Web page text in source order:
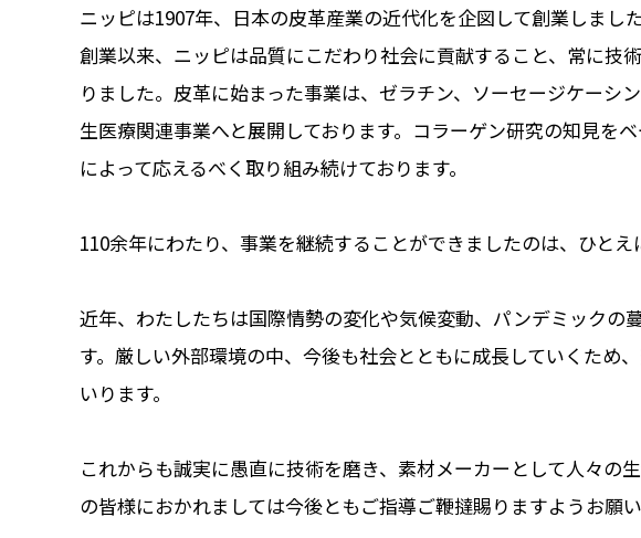
ニッピは1907年、日本の皮革産業の近代化を企図して創業しました
創業以来、ニッピは品質にこだわり社会に貢献すること、常に技
りました。皮革に始まった事業は、ゼラチン、ソーセージケー
生医療関連事業へと展開しております。コラーゲン研究の知見を
によって応えるべく取り組み続けております。
110余年にわたり、事業を継続することができましたのは、ひと
近年、わたしたちは国際情勢の変化や気候変動、パンデミックの
す。厳しい外部環境の中、今後も社会とともに成長していくため
いります。
これからも誠実に愚直に技術を磨き、素材メーカーとして人々の
の皆様におかれましては今後ともご指導ご鞭撻賜りますようお願い